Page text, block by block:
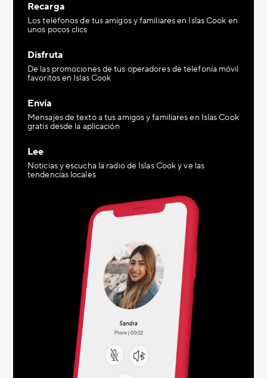
Recarga
Los teléfonos de tus amigos y familiares en Islas Cook en
unos pocos clics
Disfruta
De las promociones de tus operadores de telefonía móvil
favoritos en Islas Cook
Envía
Mensajes de texto a tus amigos y familiares en Islas Cook
gratis desde la aplicación
Lee
Noticias y escucha la radio de Islas Cook y ve las
tendencias locales